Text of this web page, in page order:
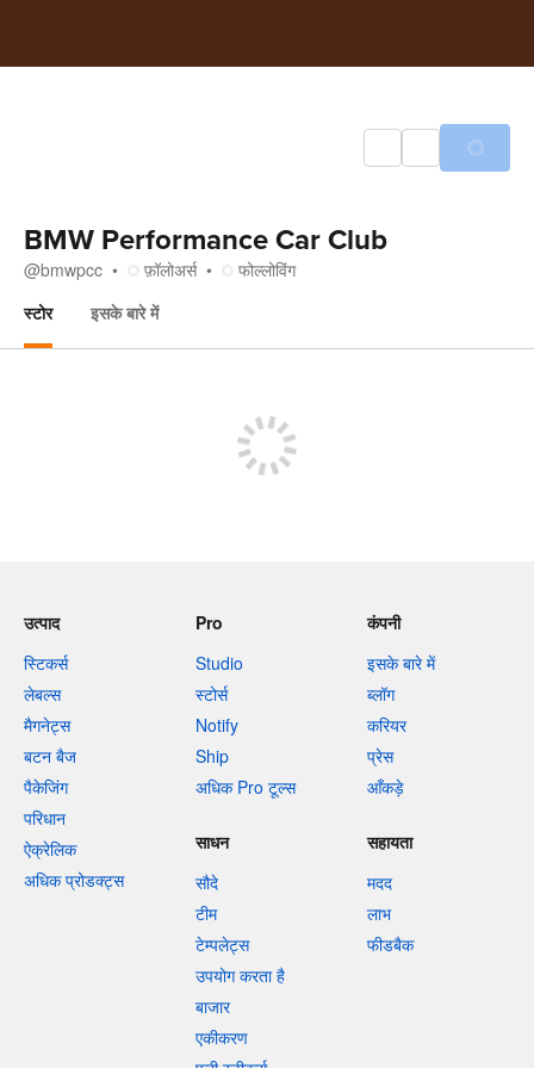
BMW Performance Car Club
@bmwpcc फ़ॉलोअर्स
फोल्लोविंग
स्टोर
इसके बारे में
उत्पाद
स्टिकर्स
लेबल्स
मैगनेट्स
बटन बैज
पैकेजिंग
परिधान
ऐक्रेलिक
अधिक प्रोडक्ट्स
Pro
Studio
स्टोर्स
Notify
Ship
अधिक Pro टूल्स
कंपनी
इसके बारे में
ब्लॉग
करियर
प्रेस
आँकड़े
साधन
सौदे
टीम
टेम्पलेट्स
उपयोग करता है
बाजार
एकीकरण
सहायता
मदद
लाभ
फीडबैक